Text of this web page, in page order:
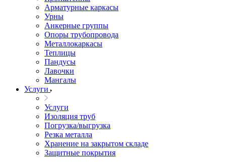
Арматурные каркасы
Урны
Анкерные группы
Опоры трубопровода
Металлокаркасы
Теплицы
Пандусы
Лавочки
Мангалы
Услуги
Услуги
Изоляция труб
Погрузка/выгрузка
Резка металла
Хранение на закрытом складе
Защитные покрытия